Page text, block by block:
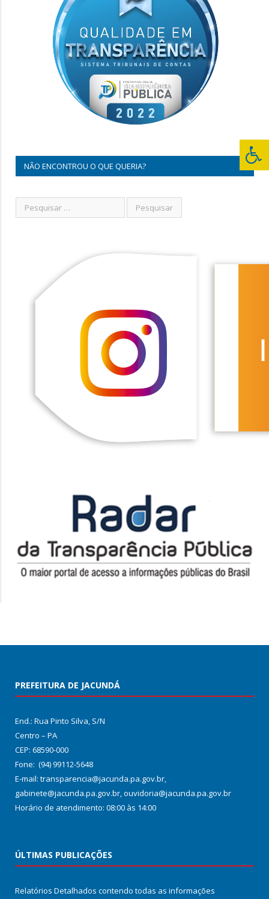
NÃO ENCONTROU O QUE QUERIA?
PREFEITURA DE JACUNDÁ
End.: Rua Pinto Silva, S/N
Centro – PA
CEP: 68590-000
Fone: (94) 99112-5648
E-mail: transparencia@jacunda.pa.gov.br,
gabinete@jacunda.pa.gov.br, ouvidoria@jacunda.pa.gov.br
Horário de atendimento: 08:00 às 14:00
ÚLTIMAS PUBLICAÇÕES
Relatórios Detalhados contendo todas as informações